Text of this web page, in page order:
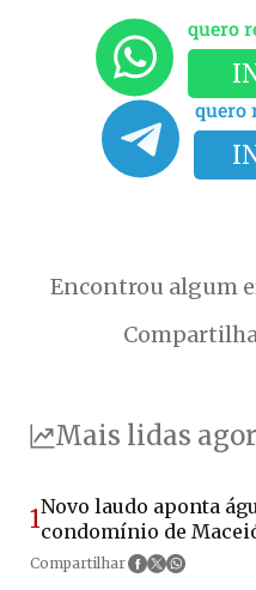
quero
quero
Encontrou algum
Mais lidas
1Novo laudo aponta
condomínio de
Compartilhar